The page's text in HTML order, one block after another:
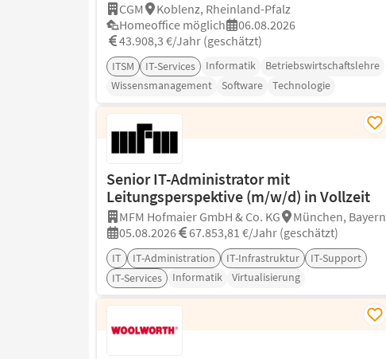
CGM
Koblenz, Rheinland-Pfalz
Homeoffice möglich
06.08.2026
43.908,3 €/Jahr (geschätzt)
ITSM IT-Services Informatik
Betriebswirtschaftslehre
Wissensmanagement
Software Technologie
Senior IT-Administrator mit
Leitungsperspektive (m/w/d) in Vollzeit
MFM Hofmaier GmbH & Co. KG
München, Bayern
05.08.2026
67.853,81 €/Jahr (geschätzt)
IT IT-Administration IT-Infrastruktur
IT-Support
IT-Services
Informatik Virtualisierung